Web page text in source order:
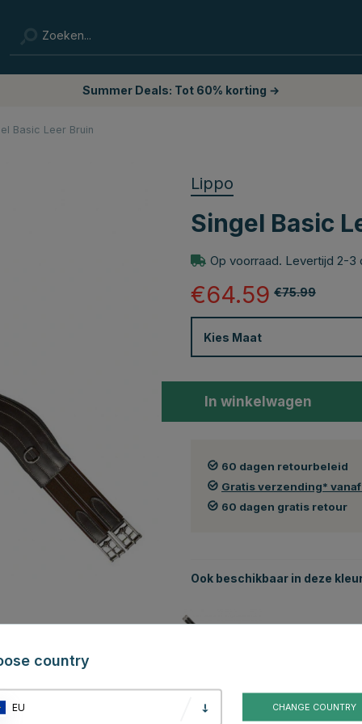
Summer Deals: Tot 60% korting →
Basic Leer Bruin
Lippo
Singel Basic
Op voorraad. Levertijd 2-3
€75.99
€64.59
Kies Maat
In winkelwagen
60 dagen retourbeleid
Gratis verzending*
60 dagen gratis retour
Ook beschikbaar in deze
Zwart
country
EU CHANGE COUNTRY